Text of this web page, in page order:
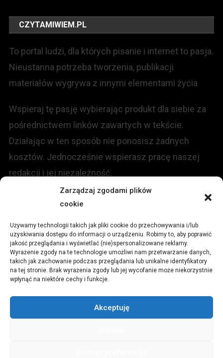
Zarządzaj zgodami plików
cookie
Używamy technologii takich jak pliki cookie do przechowywania i/lub
uzyskiwania dostępu do informacji o urządzeniu. Robimy to, aby poprawić
jakość przeglądania i wyświetlać (nie)spersonalizowane reklamy.
Wyrażenie zgody na te technologie umożliwi nam przetwarzanie danych,
takich jak zachowanie podczas przeglądania lub unikalne identyfikatory
na tej stronie. Brak wyrażenia zgody lub jej wycofanie może niekorzystnie
wpłynąć na niektóre cechy i funkcje.
Akceptuję
CZYTAMIWIEM.PL
To portal ludzi, dla których pisanie i internet to pasja.
Nieustanna potrzeba tworzenia, publikacji
materiałów wygrywa z innymi elementami życia
Wspieraj tę pasję wybierając produkt dla siebie za
pośrednictwem linków zawartych w tekście.
Działając w ten sposób nie ponosisz żadnych
kosztów. Jednocześnie wspierasz pracę naszej
redakcji i jej niezależność.
Redakcja portalu:
ul.Stara 13, 42-600 Tarnowskie Góry
TEL:+48 509 547 822
redakcja@czytamiwiem.pl